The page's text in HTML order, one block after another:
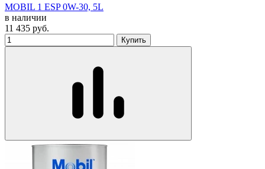
MOBIL 1 ESP 0W-30, 5L
в наличии
11 435 руб.
Купить